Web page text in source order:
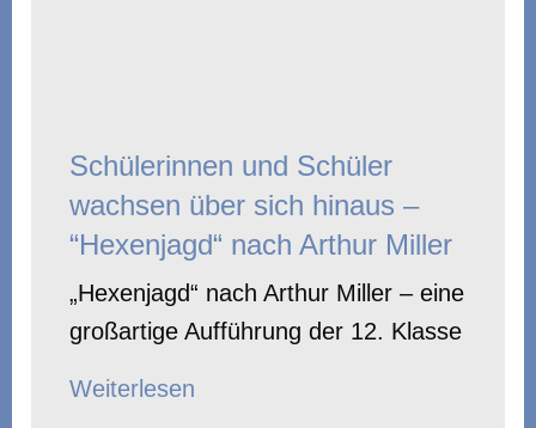
Schülerinnen und Schüler
wachsen über sich hinaus –
“Hexenjagd“ nach Arthur Miller
„Hexenjagd“ nach Arthur Miller – eine
großartige Aufführung der 12. Klasse
Weiterlesen